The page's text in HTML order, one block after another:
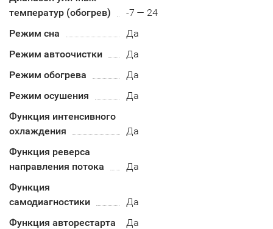
температур (обогрев)
-7 — 24
Режим сна
Да
Режим автоочистки
Да
Режим обогрева
Да
Режим осушения
Да
Функция интенсивного
охлаждения
Да
Функция реверса
направления потока
Да
Функция
самодиагностики
Да
Функция авторестарта
Да